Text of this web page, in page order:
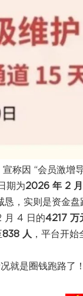
称因 “会员激增
期为2026 年 2
恳，实则是资金
月 4 日的4217 万
838 人 ，平台开
就是圈钱跑路了